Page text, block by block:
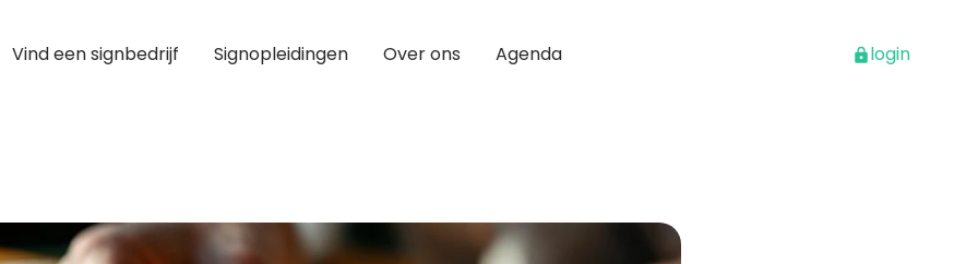
Vind een signbedrijf Signopleidingen Over ons Agenda login